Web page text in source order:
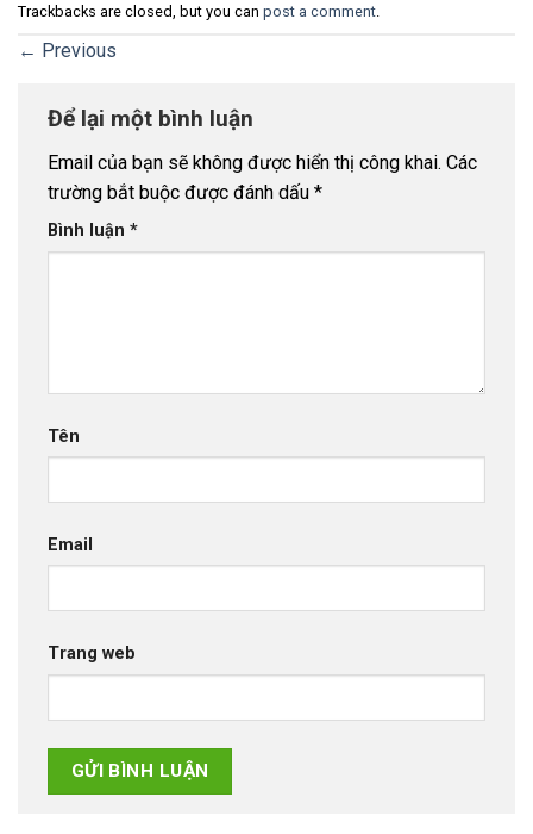
Trackbacks are closed, but you can post a comment
← Previous
Để lại một bình luận
Email của bạn sẽ không được hiển thị công khai. Các
trường bắt buộc được đánh dấu *
Bình luận *
Tên
Email
Trang web